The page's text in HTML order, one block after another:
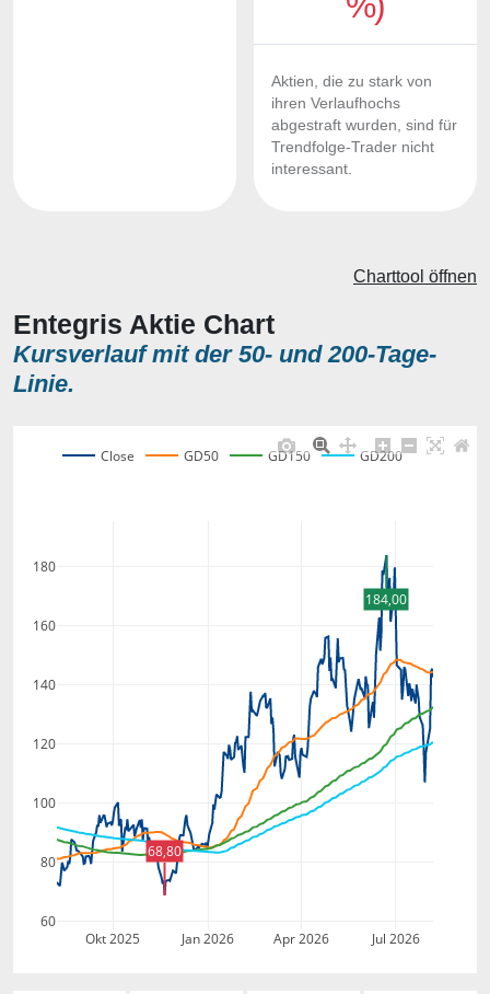
Aktien, die zu stark von
ihren Verlaufhochs
abgestraft wurden, sind für
Trendfolge-Trader nicht
interessant.
Entegris Aktie Chart
Kursverlauf mit der 50- und 200-Tage-
Linie.
Charttool öffnen
Okt 2025 Jan 2026 Apr 2026 Jul 2026
60
80
100
120
140
160
180
Close GD50 GD150 GD200
184,00
68,80